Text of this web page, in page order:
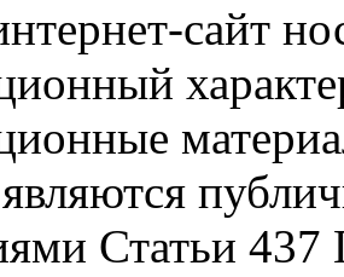
сайт
Статьи 437